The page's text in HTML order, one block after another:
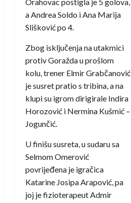
a Andrea Soldo i Ana Marija
Slišković po 4.
Zbog isključenja na utakmici
protiv Goražda u prošlom
kolu, trener Elmir Grabčanović
je susret pratio s tribina, a na
klupi su igrom dirigirale Indira
Horozović i Nermina Kušmić –
Jogunčić.
U finišu susreta, u sudaru sa
Selmom Omerović
povrijeđena je igračica
Katarine Josipa Arapović, pa
joj je fizioterapeut Admir